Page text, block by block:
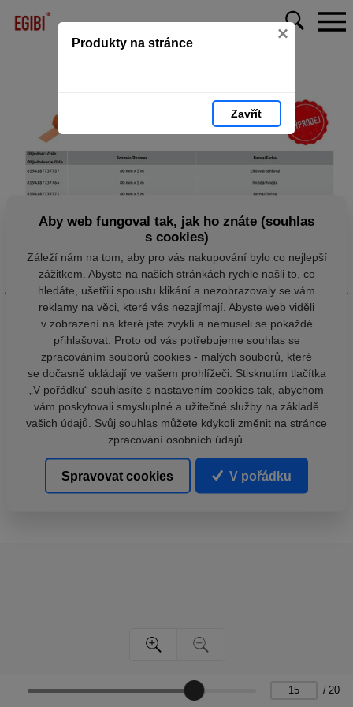
Produkty na stránce ×
Zavřít
/ 20
Aby web fungoval tak, jak ho znáte (souhlas
s cookies)
Záleží nám na tom, aby pro vás nakupování bylo co nejlepší
zážitkem. Abyste na našich stránkách rychle našli to, co
hledáte, ušetřili spoustu klikání a nezobrazovaly se vám
reklamy na věci, které vás nezajímají. Abyste web viděli
v zobrazení na které jste zvyklí a nemuseli se pokaždé
přihlašovat. Proto od vás potřebujeme souhlas se
zpracováním souborů cookies - malých souborů, které
se dočasně ukládají ve vašem prohlížeči. Stisknutím tlačítka
„V pořádku“ souhlasíte s nastavením cookies tak, abychom
vám poskytovali smysluplné a užitečné služby na základě
vašich údajů. Svůj souhlas můžete kdykoli změnit na stránce
zpracování osobních údajů.
Spravovat cookies V pořádku